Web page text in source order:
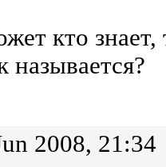
кто
называется?
2008, 21:34